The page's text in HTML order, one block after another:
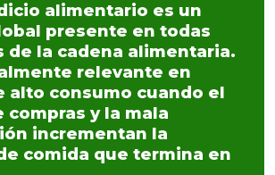
alimentario es un
presente en todas
de la cadena alimentaria.
relevante en
alto consumo cuando el
compras y la mala
incrementan la
comida que termina en